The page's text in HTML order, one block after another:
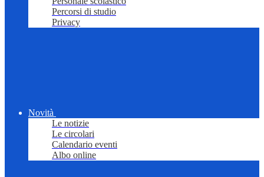
Percorsi di studio
Privacy
Novità
Le notizie
Le circolari
Calendario eventi
Albo online